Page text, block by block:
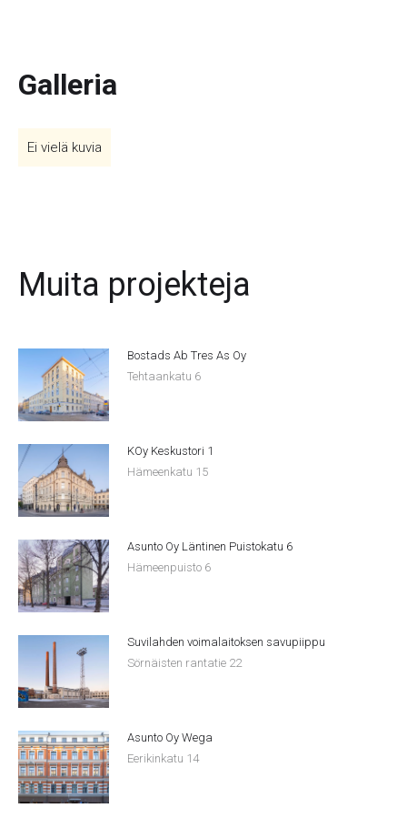
Galleria
Ei vielä kuvia
Muita projekteja
Bostads Ab Tres As Oy
Tehtaankatu 6
KOy Keskustori 1
Hämeenkatu 15
Asunto Oy Läntinen Puistokatu 6
Hämeenpuisto 6
Suvilahden voimalaitoksen savupiippu
Sörnäisten rantatie 22
Asunto Oy Wega
Eerikinkatu 14